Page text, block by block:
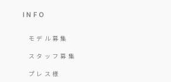
INFO
モデル募集
スタッフ募集
プレス様